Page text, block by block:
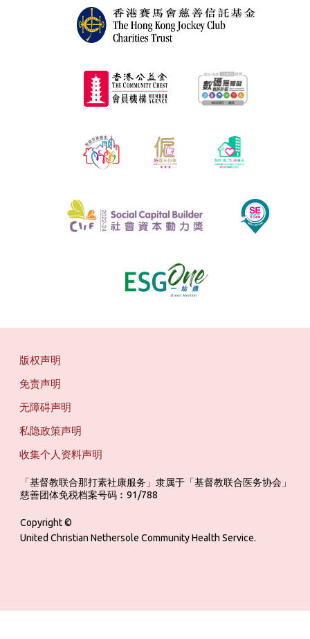
版权声明
免责声明
无障碍声明
私隐政策声明
收集个人资料声明
「基督教联合那打素社康服务」隶属于「基督教联合医务协会」
慈善团体免税档案号码︰91/788
Copyright ©
United Christian Nethersole Community Health Service.